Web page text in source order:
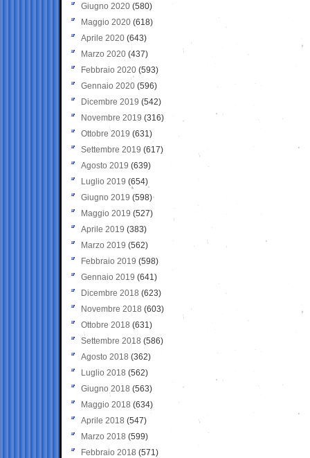
Giugno 2020 (580)
Maggio 2020 (618)
Aprile 2020 (643)
Marzo 2020 (437)
Febbraio 2020 (593)
Gennaio 2020 (596)
Dicembre 2019 (542)
Novembre 2019 (316)
Ottobre 2019 (631)
Settembre 2019 (617)
Agosto 2019 (639)
Luglio 2019 (654)
Giugno 2019 (598)
Maggio 2019 (527)
Aprile 2019 (383)
Marzo 2019 (562)
Febbraio 2019 (598)
Gennaio 2019 (641)
Dicembre 2018 (623)
Novembre 2018 (603)
Ottobre 2018 (631)
Settembre 2018 (586)
Agosto 2018 (362)
Luglio 2018 (562)
Giugno 2018 (563)
Maggio 2018 (634)
Aprile 2018 (547)
Marzo 2018 (599)
Febbraio 2018 (571)